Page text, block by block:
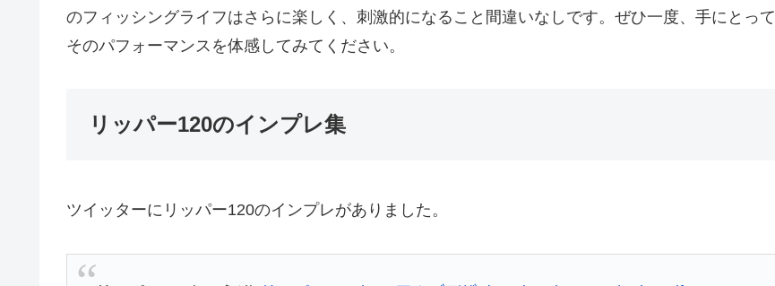
のフィッシングライフはさらに楽しく、刺激的になること間違いなしです。ぜひ一度、手にとって
そのパフォーマンスを体感してみてください。
リッパー120のインプレ集
ツイッターにリッパー120のインプレがありました。